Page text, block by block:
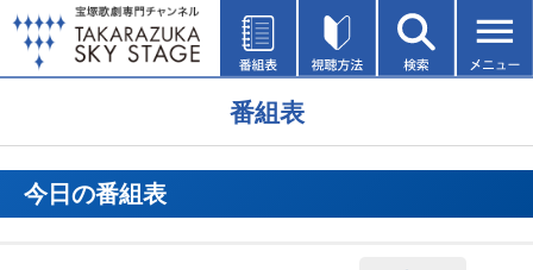
番組表
今日の番組表